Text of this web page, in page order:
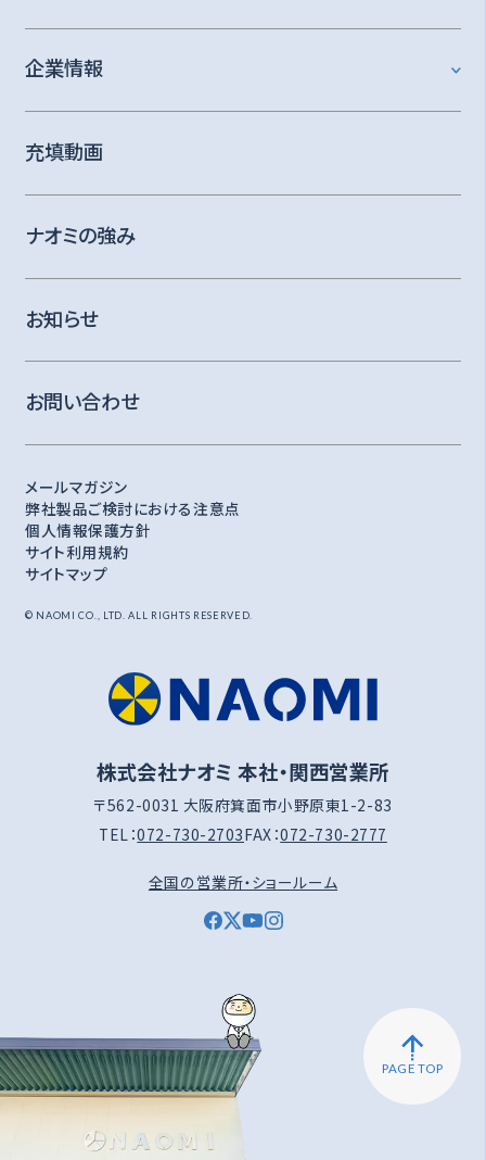
企業情報
充填動画
ナオミの強み
お知らせ
お問い合わせ
メールマガジン
弊社製品ご検討における注意点
個人情報保護方針
サイト利用規約
サイトマップ
© NAOMI CO., LTD. ALL RIGHTS RESERVED.
株式会社ナオミ 本社・関西営業所
〒562-0031 大阪府箕面市小野原東1-2-83
TEL：072-730-2703FAX：072-730-2777
全国の営業所・ショールーム
PAGE TOP